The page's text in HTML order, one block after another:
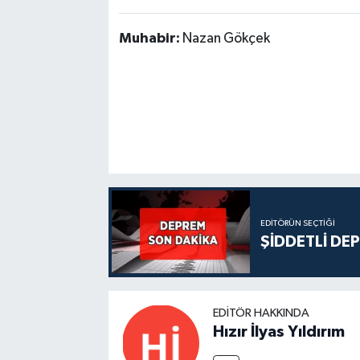
Muhabir: Nazan Gökçek
EDITÖRÜN SEÇTIĞI
ŞİDDETLİ
EDITÖR HAKKINDA
Hızır İlyas Yıldırım